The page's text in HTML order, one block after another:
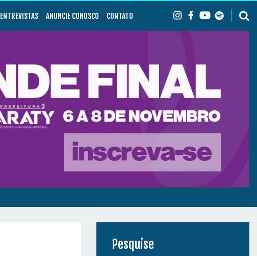
ENTREVISTAS ANUNCIE CONOSCO CONTATO
Pesquise